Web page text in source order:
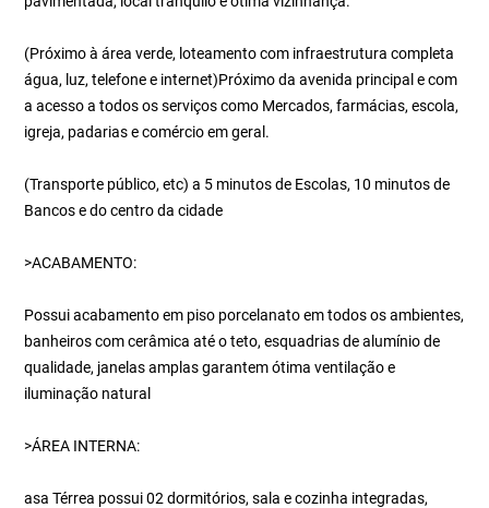
(Próximo à área verde, loteamento com infraestrutura completa
água, luz, telefone e internet)Próximo da avenida principal e com
a acesso a todos os serviços como Mercados, farmácias, escola,
igreja, padarias e comércio em geral.
(Transporte público, etc) a 5 minutos de Escolas, 10 minutos de
Bancos e do centro da cidade
>ACABAMENTO:
Possui acabamento em piso porcelanato em todos os ambientes,
banheiros com cerâmica até o teto, esquadrias de alumínio de
qualidade, janelas amplas garantem ótima ventilação e
iluminação natural
>ÁREA INTERNA:
asa Térrea possui 02 dormitórios, sala e cozinha integradas,